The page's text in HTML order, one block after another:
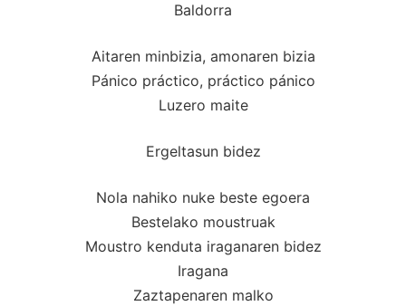
Baldorra
Aitaren minbizia, amonaren bizia
Pánico práctico, práctico pánico
Luzero maite
Ergeltasun bidez
Nola nahiko nuke beste egoera
Bestelako moustruak
Moustro kenduta iraganaren bidez
Iragana
Zaztapenaren malko